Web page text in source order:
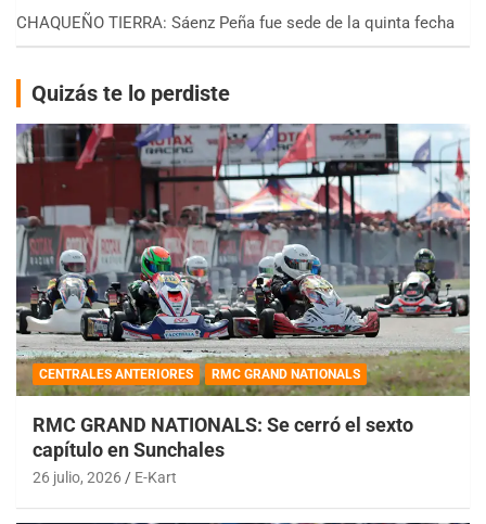
CHAQUEÑO TIERRA: Sáenz Peña fue sede de la quinta fecha
Quizás te lo perdiste
CENTRALES ANTERIORES RMC GRAND NATIONALS
RMC GRAND NATIONALS: Se cerró el sexto
capítulo en Sunchales
26 julio, 2026 E-Kart